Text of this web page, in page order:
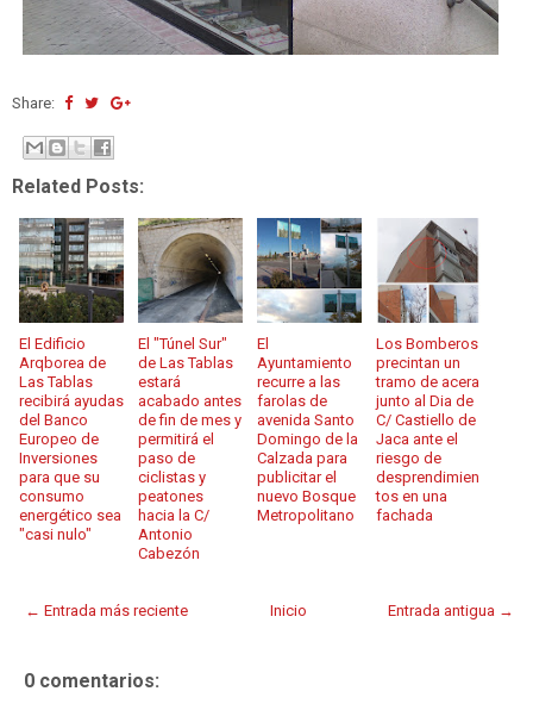
Share:
Related Posts:
El Edificio
Arqborea de
Las Tablas
recibirá ayudas
del Banco
Europeo de
Inversiones
para que su
consumo
energético sea
"casi nulo"
El "Túnel Sur"
de Las Tablas
estará
acabado antes
de fin de mes y
permitirá el
paso de
ciclistas y
peatones
hacia la C/
Antonio
Cabezón
El
Ayuntamiento
recurre a las
farolas de
avenida Santo
Domingo de la
Calzada para
publicitar el
nuevo Bosque
Metropolitano
Los Bomberos
precintan un
tramo de acera
junto al Dia de
C/ Castiello de
Jaca ante el
riesgo de
desprendimien
tos en una
fachada
← Entrada más reciente Entrada antigua →
Inicio
0 comentarios: